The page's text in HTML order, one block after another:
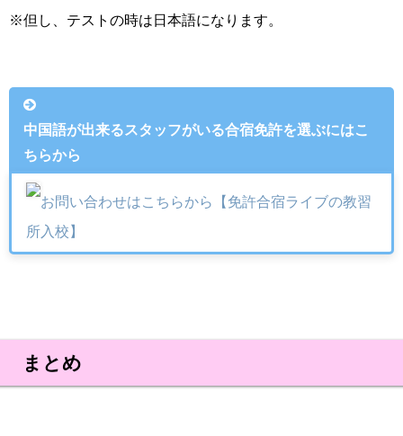
※但し、テストの時は日本語になります。
中国語が出来るスタッフがいる合宿免許を選ぶにはこ
ちらから
お問い合わせはこちらから【免許合宿ライブの教習
所入校】
まとめ